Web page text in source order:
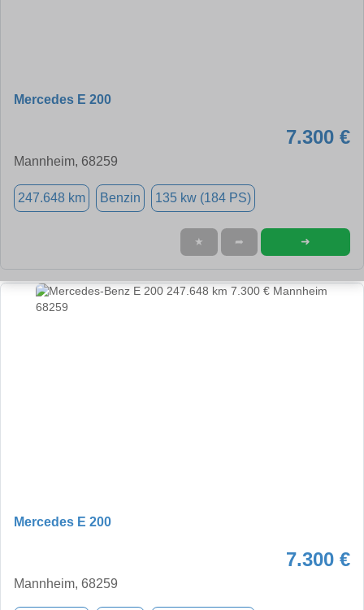
Mercedes E 200
7.300 €
Mannheim, 68259
247.648 km Benzin 135 kw (184 PS)
★ ➦ ➜
Mercedes E 200
7.300 €
Mannheim, 68259